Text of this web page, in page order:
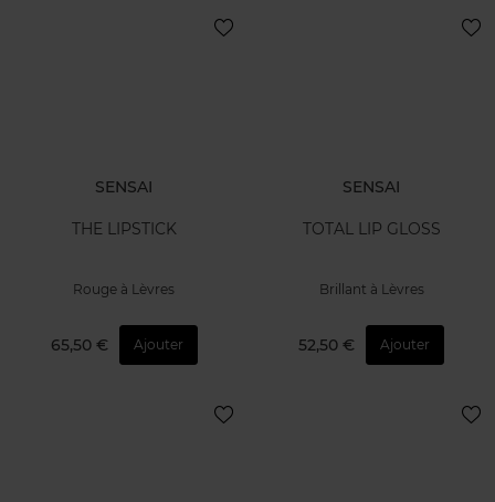
SENSAI
THE LIPSTICK
Rouge à Lèvres
65,50 € Ajouter
SENSAI
TOTAL LIP GLOSS
Brillant à Lèvres
52,50 € Ajouter